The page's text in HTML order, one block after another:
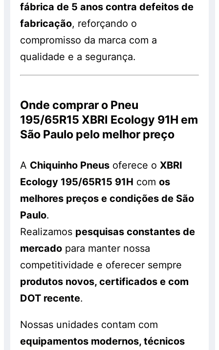
fábrica de 5 anos contra defeitos de
fabricação, reforçando o
compromisso da marca com a
qualidade e a segurança.
Onde comprar o Pneu
195/65R15 XBRI Ecology 91H em
São Paulo pelo melhor preço
A Chiquinho Pneus oferece oXBRI
Ecology 195/65R15 91H comos
melhores preços e condições de São
Paulo.
Realizamos pesquisas constantes de
mercado para manter nossa
competitividade e oferecer sempre
produtos novos, certificados e com
DOT recente.
Nossas unidades contam com
equipamentos modernos, técnicos